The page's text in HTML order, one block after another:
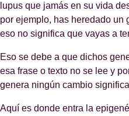
lupus que jamás en su vida
por ejemplo, has heredado un
eso no significa que vayas a
Eso se debe a que dichos
esa frase o texto no se lee y
genera ningún cambio
Aquí es donde entra la